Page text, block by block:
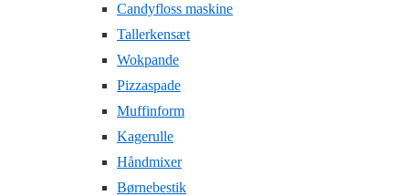
Candyfloss maskine
Tallerkensæt
Wokpande
Pizzaspade
Muffinform
Kagerulle
Håndmixer
Børnebestik